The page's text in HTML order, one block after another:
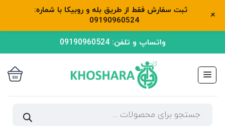
واتساپ و تلفن: 09190960524
محصولات
ثبت سفارش فقط از طریق بله و روبیکا با شماره:
09190960524
+